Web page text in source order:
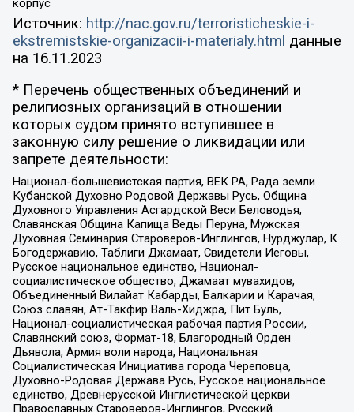
корпус
Источник: http://nac.gov.ru/terroristicheskie-i-
ekstremistskie-organizacii-i-materialy.html данные
на 16.11.2023
* Перечень общественных объединений и
религиозных организаций в отношении
которых судом принято вступившее в
законную силу решение о ликвидации или
запрете деятельности:
Национал-большевистская партия, ВЕК РА, Рада земли
Кубанской Духовно Родовой Державы Русь, Община
Духовного Управления Асгардской Веси Беловодья,
Славянская Община Капища Веды Перуна, Мужская
Духовная Семинария Староверов-Инглингов, Нурджулар, К
Богодержавию, Таблиги Джамаат, Свидетели Иеговы,
Русское национальное единство, Национал-
социалистическое общество, Джамаат мувахидов,
Объединенный Вилайат Кабарды, Балкарии и Карачая,
Союз славян, Ат-Такфир Валь-Хиджра, Пит Буль,
Национал-социалистическая рабочая партия России,
Славянский союз, Формат-18, Благородный Орден
Дьявола, Армия воли народа, Национальная
Социалистическая Инициатива города Череповца,
Духовно-Родовая Держава Русь, Русское национальное
единство, Древнерусской Инглистической церкви
Православных Староверов-Инглингов, Русский